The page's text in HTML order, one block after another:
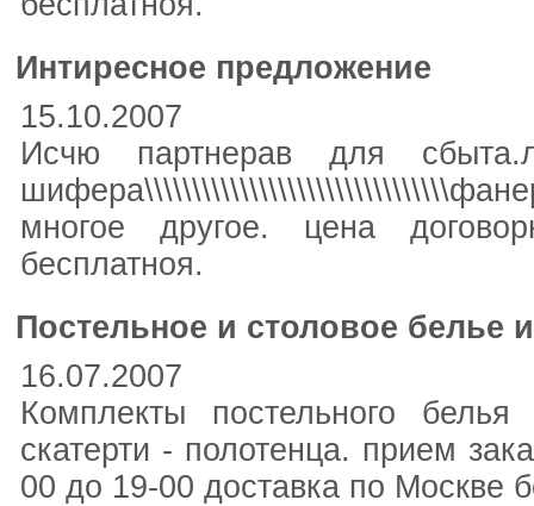
Интиресное предложение
15.10.2007
Исчю партнерав для
многое другое. цена
бесплатноя.
Постельное и столовое белье
16.07.2007
Комплекты постельного
скатерти - полотенца. прием
00 до 19-00 доставка по Москве